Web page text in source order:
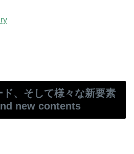
、そして様々な新要素
new contents